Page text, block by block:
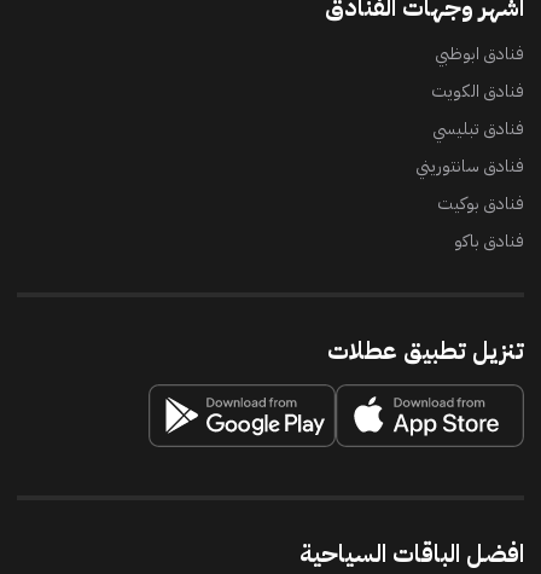
اشهر وجهات الفنادق
فنادق ابوظبي
فنادق الكويت
فنادق تبليسي
فنادق سانتوريني
فنادق بوكيت
فنادق باكو
تنزيل تطبيق عطلات
افضل الباقات السياحية